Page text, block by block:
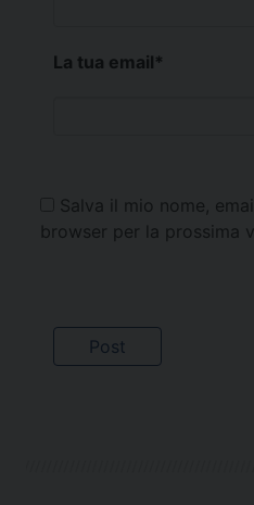
La tua email*
Salva il mio nome,
browser per la prossima